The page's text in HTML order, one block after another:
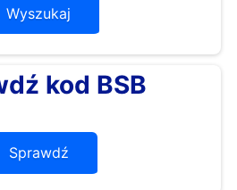
Wyszukaj
kod BSB
Sprawdź